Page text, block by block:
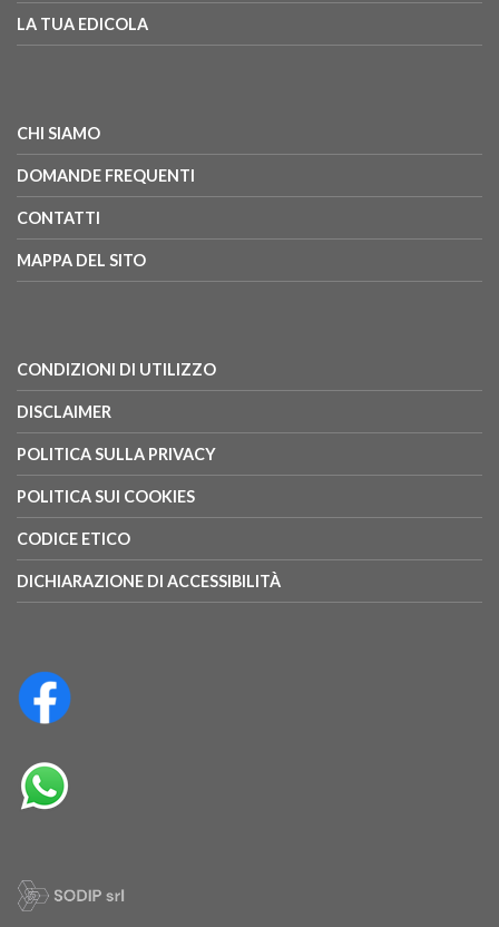
LA TUA EDICOLA
CHI SIAMO
DOMANDE FREQUENTI
CONTATTI
MAPPA DEL SITO
CONDIZIONI DI UTILIZZO
DISCLAIMER
POLITICA SULLA PRIVACY
POLITICA SUI COOKIES
CODICE ETICO
DICHIARAZIONE DI ACCESSIBILITÀ